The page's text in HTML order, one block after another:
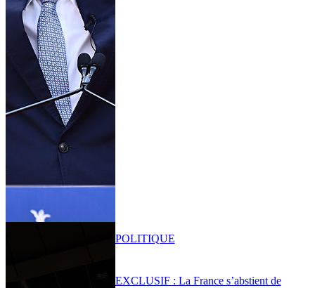
EXCLUSIF : La France s’abstient de
POLITIQUE